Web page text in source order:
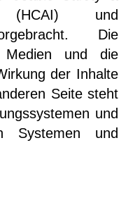
(HCAI) und
Die
Medien und die
der Inhalte
Seite steht
und
Systemen und